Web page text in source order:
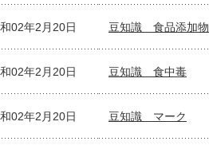
02年2月20日 豆知識 食品添加物
02年2月20日 豆知識 食中毒
02年2月20日 豆知識 マーク